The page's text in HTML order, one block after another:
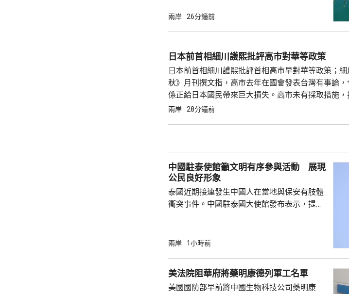
級，陣風15至17級；浙江、上海、江蘇等地，
區仍有暴雨，部分地區累計雨量可達200至
400毫米，浙江東部局部更將超過600毫米。
上海市氣象台指，「白海豚...
兩岸 26分鐘前
日本前首相細川護熙批評高市對華等政策
日本前首相細川護熙批評首相高市早對華等政策；
秋》月刊撰文指，高市去年在國會發表台灣有事論
係正給日本國民帶來巨大損失。高市未有採取措施
他認為，高市在與美國總統特朗普會面時顯得過於興
兩岸 28分鐘前
中國駐泰使館籲文明有序參與活動 展現
公民良好形象
泰國近期接連發生中國人在當地與保安有肢體
衝突事件。中國駐泰國大使館發布表示，提醒
定，文明旅遊、禮貌待人，展現中國公民良好
公民要提前做好準備，了解活動規則，包括入
場、拍攝、攜帶物品等要求，如發生糾紛或合
兩岸 1小時前
美法院阻華府將藥明康德列軍工名單
美國國防部早前將中國生物科技公司藥明康